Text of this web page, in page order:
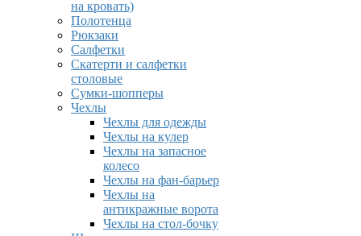
на кровать)
Полотенца
Рюкзаки
Салфетки
Скатерти и салфетки
столовые
Сумки-шопперы
Чехлы
Чехлы для одежды
Чехлы на кулер
Чехлы на запасное
колесо
Чехлы на фан-барьер
Чехлы на
антикражные ворота
Чехлы на стол-бочку